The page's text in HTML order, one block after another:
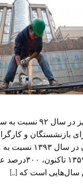
بازنشستگان و
افزایش حقوق‌شان
نرخ تورم از سال
سال‌هایی است که […]